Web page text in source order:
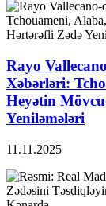
Rayo
Xəbərləri:
Heyətin
Yeniləmələri
11.11.2025